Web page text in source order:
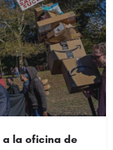
a la oficina de